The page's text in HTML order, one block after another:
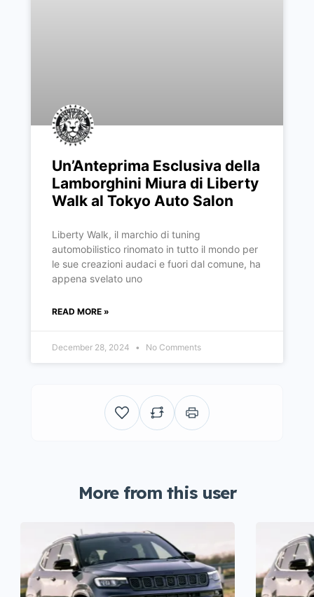
Un’Anteprima Esclusiva della
Lamborghini Miura di Liberty
Walk al Tokyo Auto Salon
Liberty Walk, il marchio di tuning
automobilistico rinomato in tutto il mondo per
le sue creazioni audaci e fuori dal comune, ha
appena svelato uno
READ MORE »
December 28, 2024 No Comments
More from this user